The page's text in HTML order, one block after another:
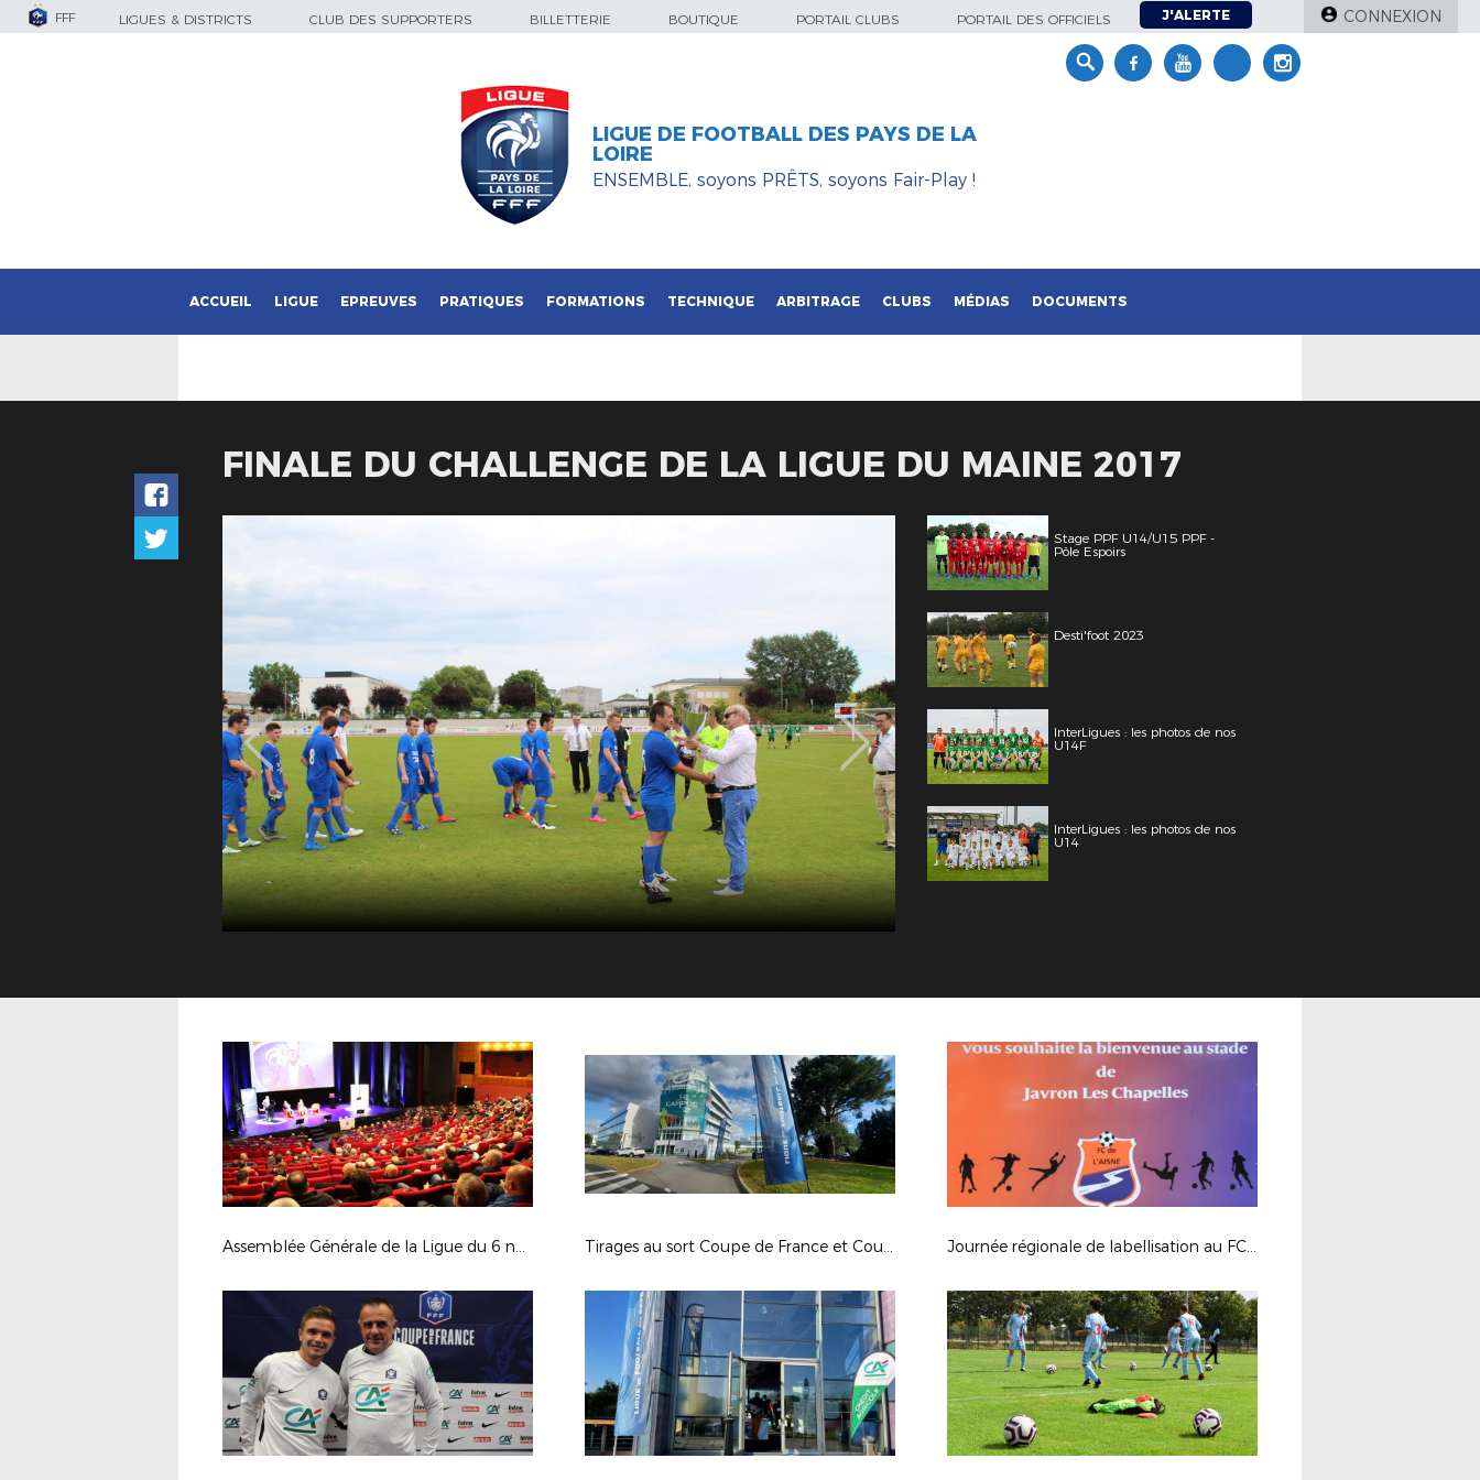
FFF LIGUES & DISTRICTS CLUB DES SUPPORTERS BILLETTERIE BOUTIQUE PORTAIL CLUBS PORTAIL DES OFFICIELS J'ALERTE CONNEXION
LIGUE DE FOOTBALL DES PAYS DE LA
LOIRE
ENSEMBLE, soyons PRÊTS, soyons Fair-Play !
ACCUEIL LIGUE EPREUVES PRATIQUES FORMATIONS TECHNIQUE ARBITRAGE CLUBS MÉDIAS DOCUMENTS
FINALE DU CHALLENGE DE LA LIGUE DU MAINE 2017
Stage PPF U14/U15 PPF -
Pôle Espoirs
Desti'foot 2023
InterLigues : les photos de nos
U14F
InterLigues : les photos de nos
U14
Assemblée Générale de la Ligue du 6 novembre 2021 Tirages au sort Coupe de France et Coupe de France Féminine à Nantes Journée régionale de labellisation au FC de l'Aisne